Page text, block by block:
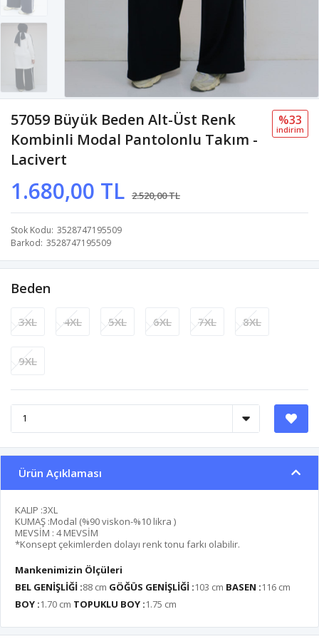
57059 Büyük Beden Alt-Üst Renk
Kombinli Modal Pantolonlu Takım -
Lacivert
1.680,00 TL 2.520,00 TL
%33
i̇ndi̇ri̇m
Stok Kodu 3528747195509
Barkod 3528747195509
Beden
3XL 4XL 5XL 6XL 7XL 8XL
9XL
Ürün Açıklaması
KALIP :3XL
KUMAŞ :Modal (%90 viskon-%10 likra )
MEVSİM : 4 MEVSİM
*Konsept çekimlerden dolayı renk tonu farkı olabilir.
Mankenimizin Ölçüleri
BEL GENİŞLİĞİ :88 cm GÖĞÜS GENİŞLİĞİ :103 cm BASEN :116 cm
BOY :1.70 cm TOPUKLU BOY :1.75 cm